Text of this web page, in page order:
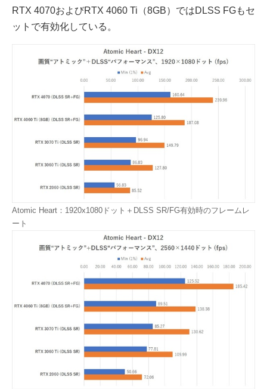
RTX 4070およびRTX 4060 Ti（8GB）ではDLSS FGもセ
ットで有効化している。
Atomic Heart：1920x1080ドット＋DLSS SR/FG有効時のフレームレ
ート